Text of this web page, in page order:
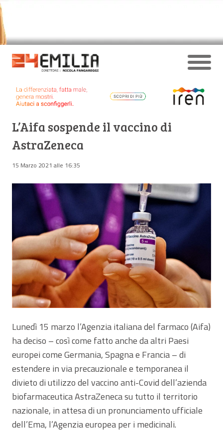
L’Aifa sospende il vaccino di
AstraZeneca
15 Marzo 2021 alle 16:35
Lunedì 15 marzo l’Agenzia italiana del farmaco (Aifa)
ha deciso – così come fatto anche da altri Paesi
europei come Germania, Spagna e Francia – di
estendere in via precauzionale e temporanea il
divieto di utilizzo del vaccino anti-Covid dell’azienda
biofarmaceutica AstraZeneca su tutto il territorio
nazionale, in attesa di un pronunciamento ufficiale
dell’Ema, l’Agenzia europea per i medicinali.